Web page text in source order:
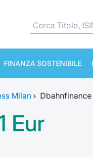
FINANZA SOSTENIBILE
Milan ›
Eur